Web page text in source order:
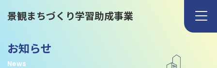
景観まちづくり学習助成事業
お知らせ
News